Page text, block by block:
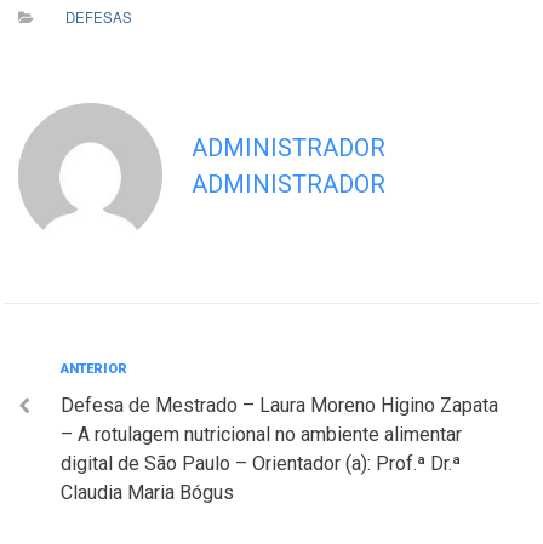
DEFESAS
ADMINISTRADOR
ADMINISTRADOR
Navegação
de
Post
Anterior
ANTERIOR
Defesa de Mestrado – Laura Moreno Higino Zapata
– A rotulagem nutricional no ambiente alimentar
digital de São Paulo – Orientador (a): Prof.ª Dr.ª
Claudia Maria Bógus